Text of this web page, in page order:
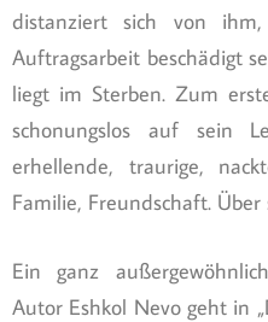
distanziert sich von
Auftragsarbeit beschädigt
liegt im Sterben. Zum
schonungslos auf sein
erhellende, traurige,
Familie, Freundschaft. Über
Ein ganz
Autor Eshkol Nevo geht in